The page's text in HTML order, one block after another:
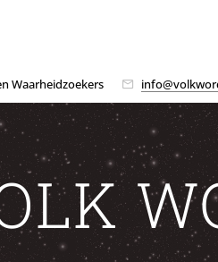
Waarheidzoekers